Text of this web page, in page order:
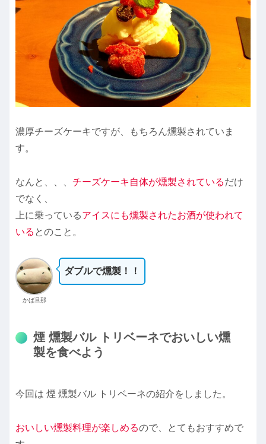
濃厚チーズケーキですが、もちろん燻製されていま
す。
なんと、、、 チーズケーキ自体が燻製されているだけ
でなく、
上に乗っているアイスにも燻製されたお酒が使われて
いる とのこと。
かば旦那
ダブルで燻製！！
煙 燻製バル トリベーネでおいしい燻
製を食べよう
今回は 煙 燻製バル トリベーネの紹介をしました。
おいしい燻製料理が楽しめるので、とてもおすすめで